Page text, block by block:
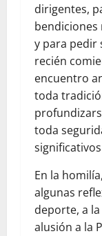
dirigentes,
y para pedir
recién
encuentro
toda
toda
En la
algunas
deporte, a
alusión a la